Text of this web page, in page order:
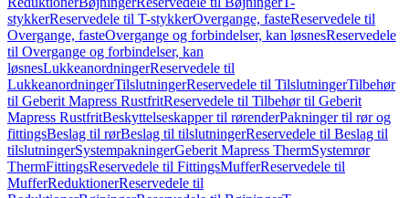
stykkerReservedele til T-stykkerOvergange, fasteReservedele til
Overgange, fasteOvergange og forbindelser, kan løsnesReservedele
til Overgange og forbindelser, kan
løsnesLukkeanordningerReservedele til
LukkeanordningerTilslutningerReservedele til TilslutningerTilbehør
til Geberit Mapress RustfritReservedele til Tilbehør til Geberit
Mapress RustfritBeskyttelseskapper til rørenderPakninger til rør og
fittingsBeslag til rørBeslag til tilslutningerReservedele til Beslag til
tilslutningerSystempakningerGeberit Mapress ThermSystemrør
ThermFittingsReservedele til FittingsMufferReservedele til
MufferReduktionerReservedele til